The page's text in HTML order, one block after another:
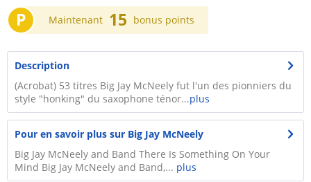
P Maintenant 15 bonus points
Description
(Acrobat) 53 titres Big Jay McNeely fut l'un des pionniers du
style "honking" du saxophone ténor...plus
Pour en savoir plus sur Big Jay McNeely
Big Jay McNeely and Band There Is Something On Your
Mind Big Jay McNeely and Band,... plus